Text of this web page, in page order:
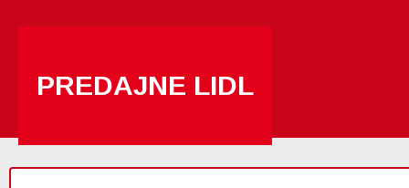
PREDAJNE LIDL